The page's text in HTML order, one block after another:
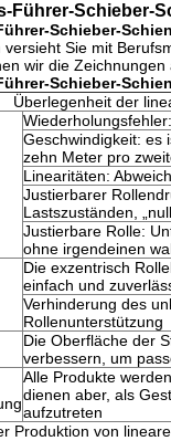
Führer-Schieber-
Schieber-
Sie mit
wir die
Schieber-
Überlegenheit der
Geschwindigkeit: es
zehn Meter pro
Linearitäten:
Justierbarer
Lastszuständen,
Justierbare Rolle:
ohne irgendeinen
Die exzentrisch
einfach und
Verhinderung des
Rollenunterstützung
Die Oberfläche der
verbessern, um
Alle Produkte
dienen aber, als
aufzutreten
Produktion von